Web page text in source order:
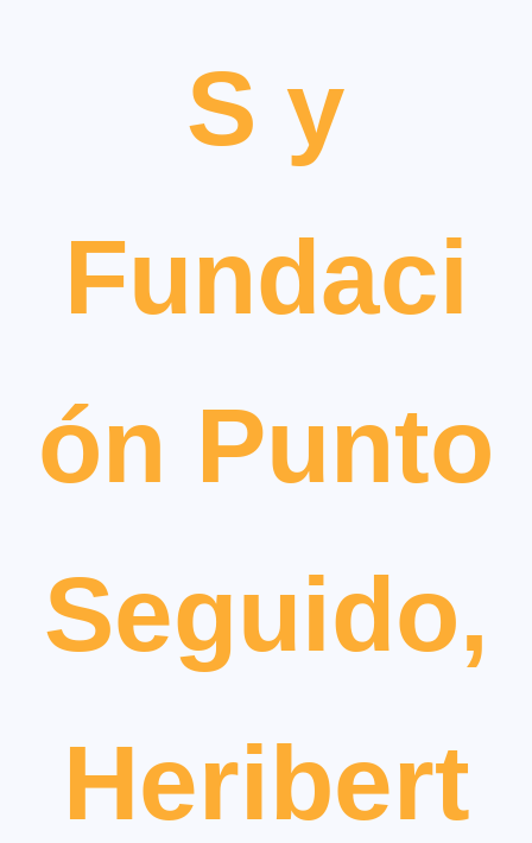
S y
Fundaci
ón Punto
Seguido,
Heribert